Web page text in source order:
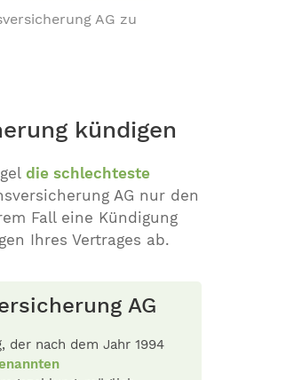
AG zu
kündigen
die schlechteste
AG nur den
Fall eine Kündigung
Ihres Vertrages ab.
AG
der nach dem Jahr 1994